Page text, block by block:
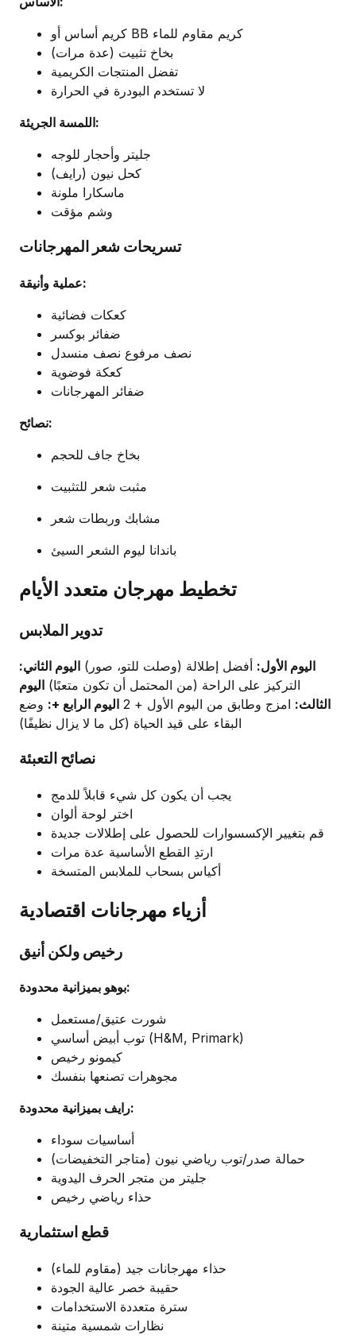
كريم أساس أو BB كريم مقاوم للماء
بخاخ تثبيت (عدة مرات)
تفضل المنتجات الكريمية
لا تستخدم البودرة في الحرارة
اللمسة الجريئة:
جليتر وأحجار للوجه
كحل نيون (رايف)
ماسكارا ملونة
وشم مؤقت
تسريحات شعر المهرجانات
عملية وأنيقة:
كعكات فضائية
ضفائر بوكسر
نصف مرفوع نصف منسدل
كعكة فوضوية
ضفائر المهرجانات
نصائح:
بخاخ جاف للحجم
مثبت شعر للتثبيت
مشابك وربطات شعر
باندانا ليوم الشعر السيئ
تخطيط مهرجان متعدد الأيام
تدوير الملابس
اليوم الأول: أفضل إطلالة (وصلت للتو، صور) اليوم الثاني:
التركيز على الراحة (من المحتمل أن تكون متعبًا) اليوم
الثالث: امزج وطابق من اليوم الأول + 2 اليوم الرابع +: وضع
البقاء على قيد الحياة (كل ما لا يزال نظيفًا)
نصائح التعبئة
يجب أن يكون كل شيء قابلاً للدمج
اختر لوحة ألوان
قم بتغيير الإكسسوارات للحصول على إطلالات جديدة
ارتدِ القطع الأساسية عدة مرات
أكياس بسحاب للملابس المتسخة
أزياء مهرجانات اقتصادية
رخيص ولكن أنيق
بوهو بميزانية محدودة:
شورت عتيق/مستعمل
توب أبيض أساسي (H&M, Primark)
كيمونو رخيص
مجوهرات تصنعها بنفسك
رايف بميزانية محدودة:
أساسيات سوداء
حمالة صدر/توب رياضي نيون (متاجر التخفيضات)
جليتر من متجر الحرف اليدوية
حذاء رياضي رخيص
قطع استثمارية
حذاء مهرجانات جيد (مقاوم للماء)
حقيبة خصر عالية الجودة
سترة متعددة الاستخدامات
نظارات شمسية متينة